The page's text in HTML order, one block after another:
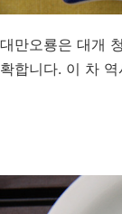
대만오룡은 대개
확합니다. 이 차